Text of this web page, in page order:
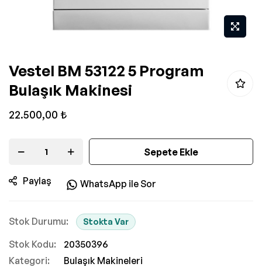
galerisinin
başlangıcına
Vestel BM 53122 5 Program
Bulaşık Makinesi
22.500,00 ₺
Sepete Ekle
Paylaş WhatsApp ile Sor
Stokta Var
Stok Kodu
20350396
Kategori:
Bulaşık Makineleri